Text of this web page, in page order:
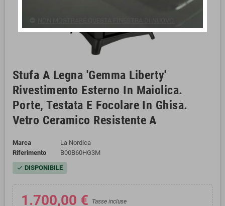
Stufa A Legna 'Gemma Liberty'
Rivestimento Esterno In Maiolica.
Porte, Testata E Focolare In Ghisa.
Vetro Ceramico Resistente A
Marca
La Nordica
Riferimento
B00B60HG3M
check DISPONIBILE
1.700,00 € Tasse incluse